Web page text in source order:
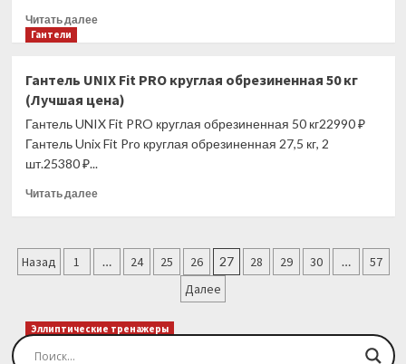
ММ
(Лучшая
Читать далееПрочитать
ДИСК
«АНТАТ»
ЧЕРНЫЙ
ТРЕНИРОВОЧНЫЙ
ОБРЕЗИНЕННЫЙ
2,5
КГ,
(Лучшая
Гантели
Гантель UNIX Fit PRO круглая обрезиненная 50 кг
(Лучшая цена)
Гантель UNIX Fit PRO круглая обрезиненная 50 кг22990 ₽
Гантель Unix Fit Pro круглая обрезиненная 27,5 кг, 2
шт.25380 ₽...
Читать далееПрочитать
Fit
обрезиненная
Пагинация
Назад 1 … 24 25 26 27 28 29 30 …
57
Далее
Эллиптические тренажеры
Эллиптический тренажер EVO FITNESS Orion